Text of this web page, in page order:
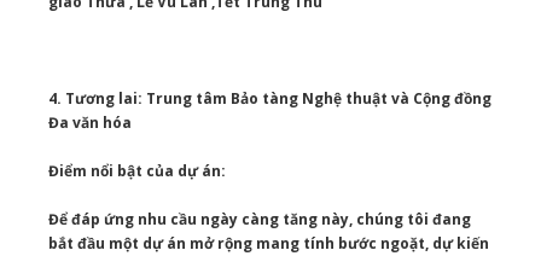
4. Tương lai: Trung tâm Bảo tàng Nghệ thuật và Cộng đồng
Đa văn hóa
Điểm nổi bật của dự án:
Để đáp ứng nhu cầu ngày càng tăng này, chúng tôi đang
bắt đầu một dự án mở rộng mang tính bước ngoặt, dự kiến ​​